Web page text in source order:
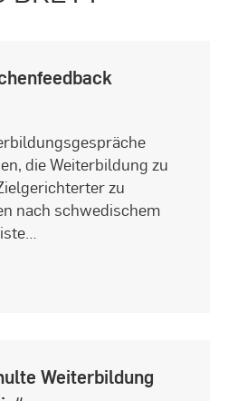
die Weiterbildung zu
zu
nach schwedischem
Weiterbildung